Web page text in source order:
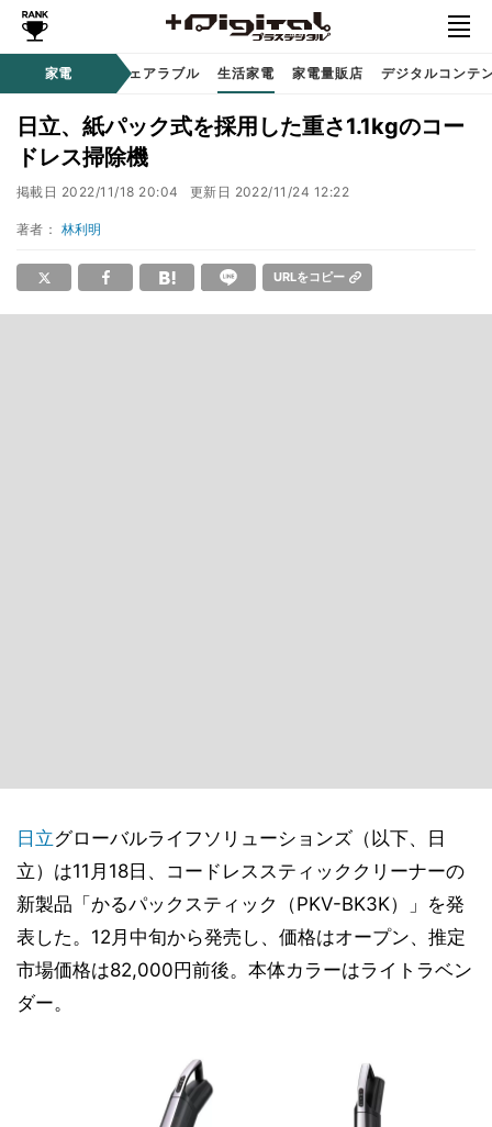
家電
ディオ 時計 / ウェアラブル 生活家電 家電量販店 デジタルコンテ
日立、紙パック式を採用した重さ1.1kgのコー
ドレス掃除機
掲載日 2022/11/18 20:04 更新日 2022/11/24 12:22
著者： 林利明
URLをコピー
日立グローバルライフソリューションズ（以下、日
立）は11月18日、コードレススティッククリーナーの
新製品「かるパックスティック（PKV-BK3K）」を発
表した。12月中旬から発売し、価格はオープン、推定
市場価格は82,000円前後。本体カラーはライトラベン
ダー。